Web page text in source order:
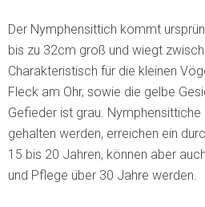
Der Nymphensittich kommt
bis zu 32cm groß und wiegt
Charakteristisch für die kleinen
Fleck am Ohr, sowie die gelbe
Gefieder ist grau.
gehalten werden, erreichen ein
15 bis 20 Jahren, können aber
und Pflege über 30 Jahre werden.